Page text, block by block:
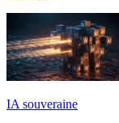
IA souveraine